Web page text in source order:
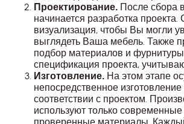
Проектирование. После сбора
начинается разработка проекта.
визуализация, чтобы Вы могли
выглядеть Ваша мебель. Также
подбор материалов и
спецификация проекта,
Изготовление. На этом этапе
непосредственное
соответствии с проектом.
используют только современные